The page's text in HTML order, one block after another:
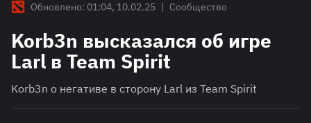
Обновлено: 01:04, 10.02.25 | Сообщество
Korb3n высказался об игре
Larl в Team Spirit
Korb3n о негативе в сторону Larl из Team Spirit